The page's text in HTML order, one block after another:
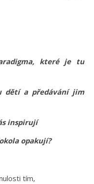
které je tu
dětí a předávání jim
inspirují
opakují?
tím,